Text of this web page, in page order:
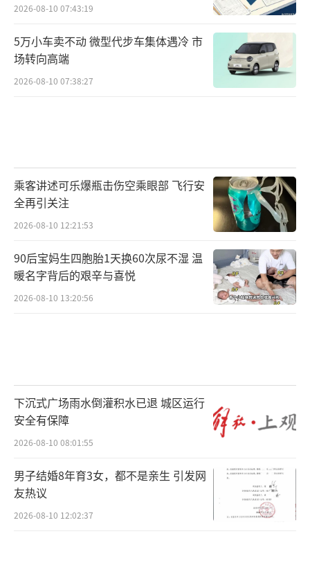
2026-08-10 07:43:19
5万小车卖不动 微型代步车集体遇冷 市
场转向高端
2026-08-10 07:38:27
乘客讲述可乐爆瓶击伤空乘眼部 飞行安
全再引关注
2026-08-10 12:21:53
90后宝妈生四胞胎1天换60次尿不湿 温
暖名字背后的艰辛与喜悦
2026-08-10 13:20:56
下沉式广场雨水倒灌积水已退 城区运行
安全有保障
2026-08-10 08:01:55
男子结婚8年育3女，都不是亲生 引发网
友热议
2026-08-10 12:02:37